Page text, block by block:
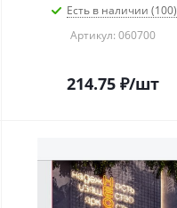
Есть в наличии (100)
Артикул: 060700
214.75₽/шт